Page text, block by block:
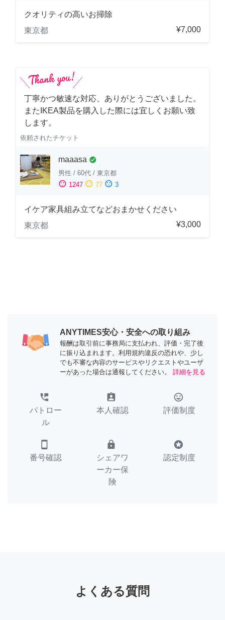
クオリティの高いお掃除
東京都
¥7,000
丁寧かつ敏速な対応、ありがとうございました。
またIKEA製品を購入した際には宜しくお願い致
します。
依頼されたチケット
maaasa check_circle
男性 / 60代 / 東京都
sentiment_satisfied 1247 sentiment_neutral 77 sentiment_dissatisfied 3
イケア家具組み立てなどおまかせください
東京都
¥3,000
ANYTIMES安心・安全への取り組み
報酬は取引前に事務局に支払われ、評価・完了後
に振り込まれます。利用規約違反の恐れや、少し
でも不審な内容のサービスやリクエストやユーザ
ーがあった場合は通報してください。
詳細を見る
perm_phone_msg
パトロー
ル
assignment_ind
本人確認
tag_faces
評価制度
smartphone
番号確認
lock
シェアワ
ーカー保
険
stars
認定制度
よくある質問